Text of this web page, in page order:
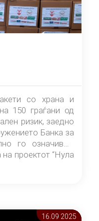
со храна и
150 граѓани од
ризик, заедно
Банка за
го означивме
на проектот “Нула
16.09 2025